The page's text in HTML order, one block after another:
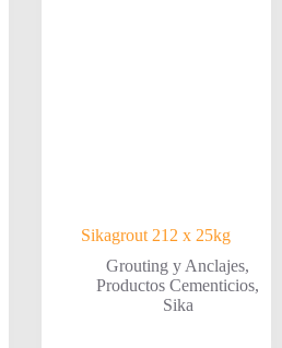
Sikagrout 212 x 25kg
Grouting y Anclajes,
Productos Cementicios,
Sika